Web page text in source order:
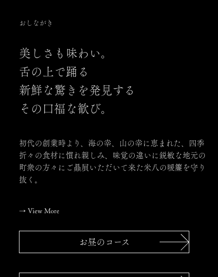
おしながき
美しさも味わい。
舌の上で踊る
新鮮な驚きを発見する
その口福な歓び。
初代の創業時より、海の幸、山の幸に恵まれた、四季
折々の食材に慣れ親しみ、味覚の違いに鋭敏な地元の
町衆の方々にご贔屓いただいて来た米八の暖簾を守り
抜く。
→ View More
お昼のコース